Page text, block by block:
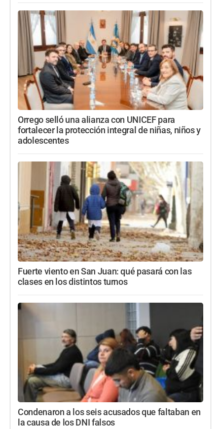
Orrego selló una alianza con UNICEF para
fortalecer la protección integral de niñas, niños y
adolescentes
Fuerte viento en San Juan: qué pasará con las
clases en los distintos turnos
Condenaron a los seis acusados que faltaban en
la causa de los DNI falsos